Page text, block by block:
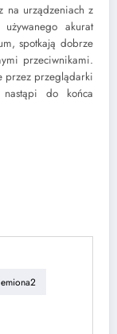
na urządzeniach z
akurat
spotkają dobrze
przeciwnikami.
przez przeglądarki
do końca